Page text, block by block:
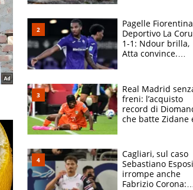
adesso
Pagelle
Deportivo La
1-1: Ndour brilla,
Atta convince.
Real Madrid
freni: l’acquisto
record di
che batte Zidane
Cagliari, sul caso
Sebastiano
irrompe anche
Fabrizio Corona: